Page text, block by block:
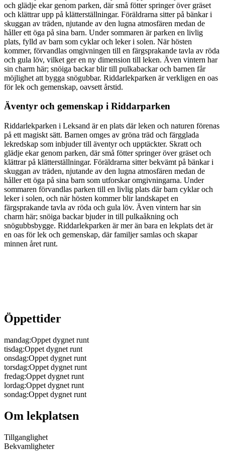
och glädje ekar genom parken, där små fötter springer över gräset
och klättrar upp på klätterställningar. Föräldrarna sitter på bänkar i
skuggan av träden, njutande av den lugna atmosfären medan de
håller ett öga på sina barn. Under sommaren är parken en livlig
plats, fylld av barn som cyklar och leker i solen. När hösten
kommer, förvandlas omgivningen till en färgsprakande tavla av röda
och gula löv, vilket ger en ny dimension till leken. Även vintern har
sin charm här; snöiga backar blir till pulkabackar och barnen får
möjlighet att bygga snögubbar. Riddarlekparken är verkligen en oas
för lek och gemenskap, oavsett årstid.
Äventyr och gemenskap i Riddarparken
Riddarlekparken i Leksand är en plats där leken och naturen förenas
på ett magiskt sätt. Barnen omges av gröna träd och färgglada
lekredskap som inbjuder till äventyr och upptäckter. Skratt och
glädje ekar genom parken, där små fötter springer över gräset och
klättrar på klätterställningar. Föräldrarna sitter bekvämt på bänkar i
skuggan av träden, njutande av den lugna atmosfären medan de
håller ett öga på sina barn som utforskar omgivningarna. Under
sommaren förvandlas parken till en livlig plats där barn cyklar och
leker i solen, och när hösten kommer blir landskapet en
färgsprakande tavla av röda och gula löv. Även vintern har sin
charm här; snöiga backar bjuder in till pulkaåkning och
snögubbsbygge. Riddarlekparken är mer än bara en lekplats det är
en oas för lek och gemenskap, där familjer samlas och skapar
minnen året runt.
Öppettider
mandag:Oppet dygnet runt
tisdag:Oppet dygnet runt
onsdag:Oppet dygnet runt
torsdag:Oppet dygnet runt
fredag:Oppet dygnet runt
lordag:Oppet dygnet runt
sondag:Oppet dygnet runt
Om lekplatsen
Tillganglighet
Bekvamligheter